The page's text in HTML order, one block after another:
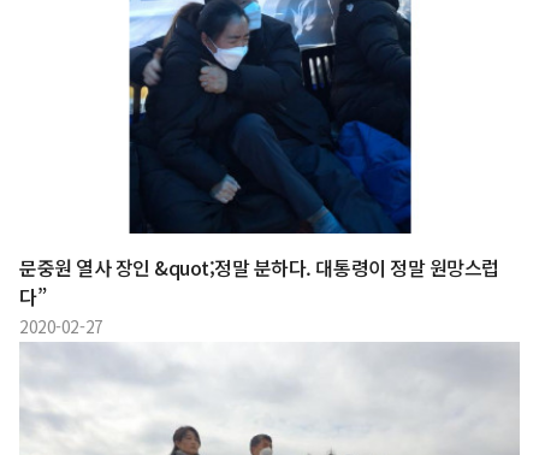
문중원 열사 장인 &quot;정말 분하다. 대통령이 정말 원망스럽
다”
2020-02-27